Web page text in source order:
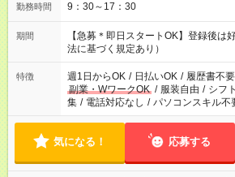
勤務時間 9：30～17：30
期間
【急募＊即日スタートOK】登録後は
法に基づく規定あり）
特徴 週1日からOK / 日払いOK / 履歴書不要
副業・WワークOK / 服装自由 / シフ
集 / 電話対応なし / パソコンスキル不
気になる！ 応募する